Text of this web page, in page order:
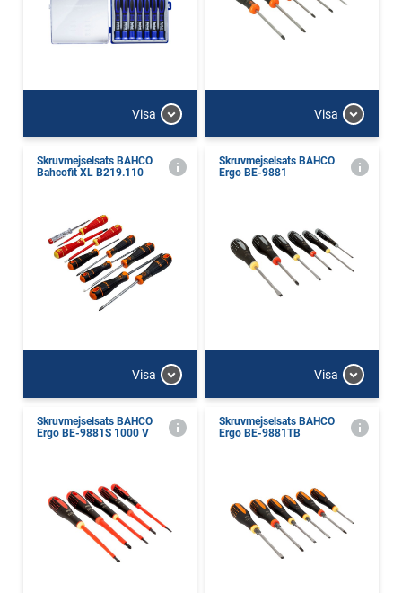
Visa Visa
Skruvmejselsats BAHCO
Bahcofit XL B219.110
Visa
Skruvmejselsats BAHCO
Ergo BE-9881
Visa
Skruvmejselsats BAHCO
Ergo BE-9881S 1000 V
Skruvmejselsats BAHCO
Ergo BE-9881TB